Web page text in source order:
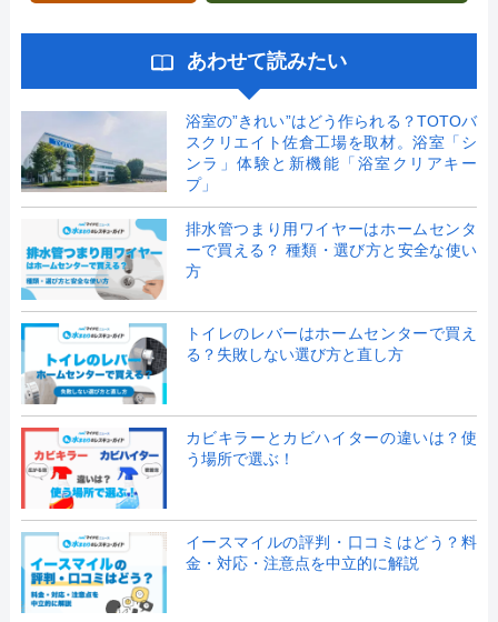
あわせて読みたい
浴室の”きれい”はどう作られる？TOTOバ
スクリエイト佐倉工場を取材。浴室「シ
ンラ」体験と新機能「浴室クリアキー
プ」
排水管つまり用ワイヤーはホームセンタ
ーで買える？ 種類・選び方と安全な使い
方
トイレのレバーはホームセンターで買え
る？失敗しない選び方と直し方
カビキラーとカビハイターの違いは？使
う場所で選ぶ！
イースマイルの評判・口コミはどう？料
金・対応・注意点を中立的に解説